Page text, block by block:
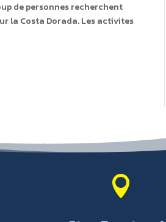
de personnes recherchent
la Costa Dorada. Les activites
